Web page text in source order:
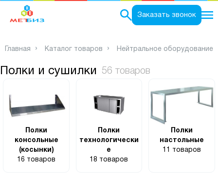
Заказать звонок
Главная Каталог товаров Нейтральное оборудование
Полки и сушилки 56 товаров
Полки
консольные
(косынки)
16 товаров
Полки
технологически
е
18 товаров
Полки
настольные
11 товаров